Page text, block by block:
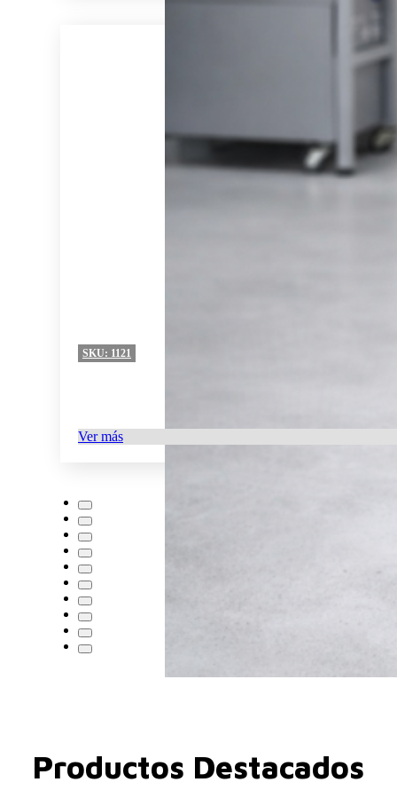
SKU: 1121
Ver más
Productos Destacados